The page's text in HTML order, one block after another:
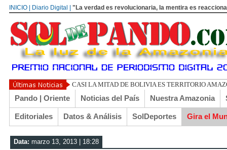
INICIO | Diario Digital | "La verdad es revolucionaria, la mentira es
UN LIBERTARIO LLAMADO E
Pando | Oriente Noticias del País Nuestra Amazonia
Editoriales Datos & Análisis SolDeportes Gira el
Data: marzo 13, 2013 | 18:28